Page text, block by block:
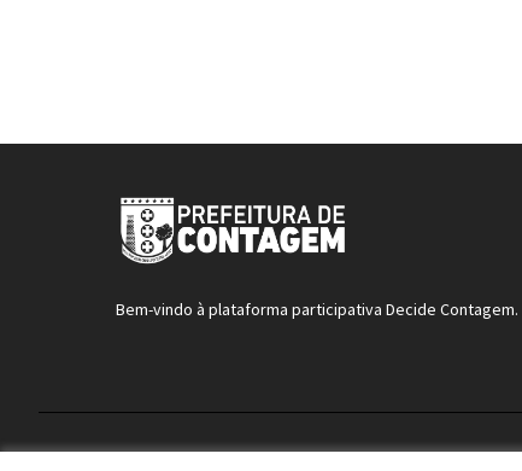
Bem-vindo à plataforma participativa Decide Contagem.